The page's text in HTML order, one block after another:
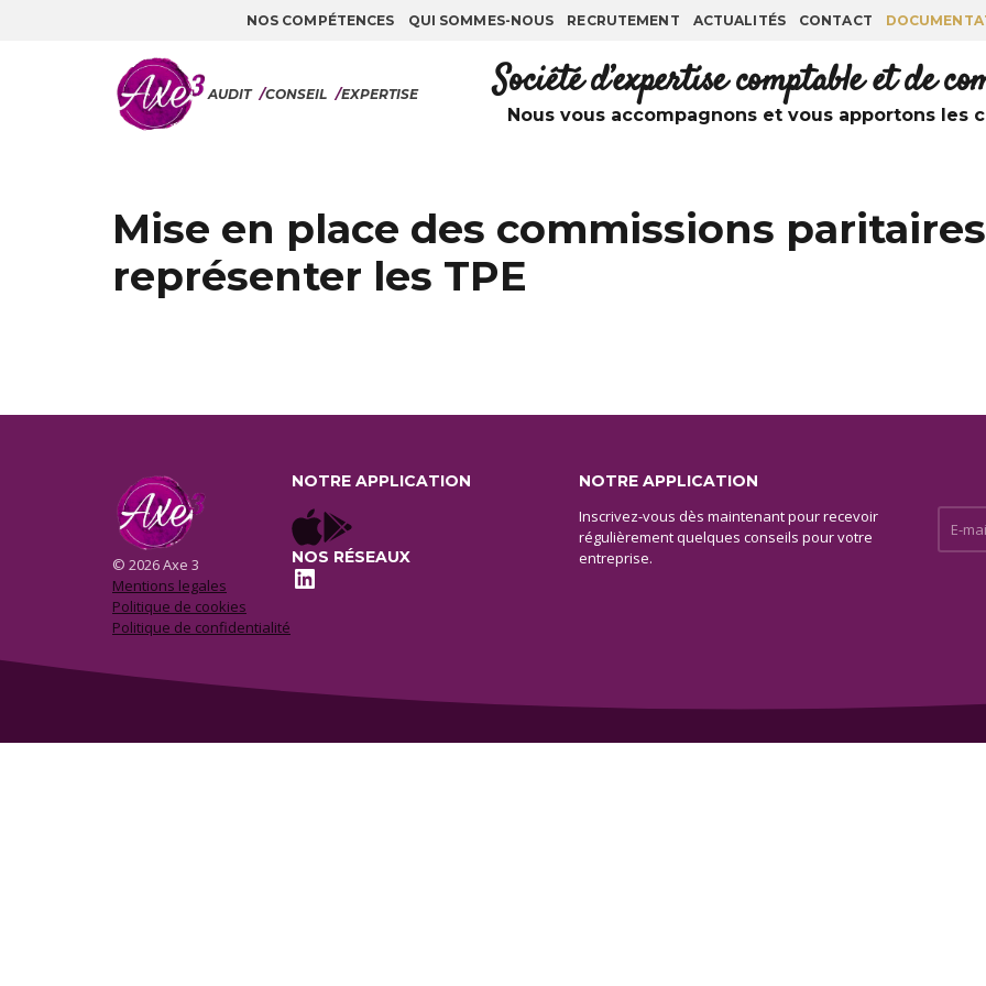
NOS COMPÉTENCES QUI SOMMES-NOUS RECRUTEMENT ACTUALITÉS CONTACT
AUDIT /CONSEIL /EXPERTISE Société d’expertise comptable et de
Nous vous accompagnons et vous apportons les
Mise en place des commissions
représenter les TPE
© 2026 Axe 3
Mentions legales
Politique de cookies
Politique de confidentialité
NOTRE APPLICATION
NOS RÉSEAUX
LinkedIn
NOTRE APPLICATION
Inscrivez-vous dès maintenant pour recevoir
régulièrement quelques conseils pour votre
entreprise.